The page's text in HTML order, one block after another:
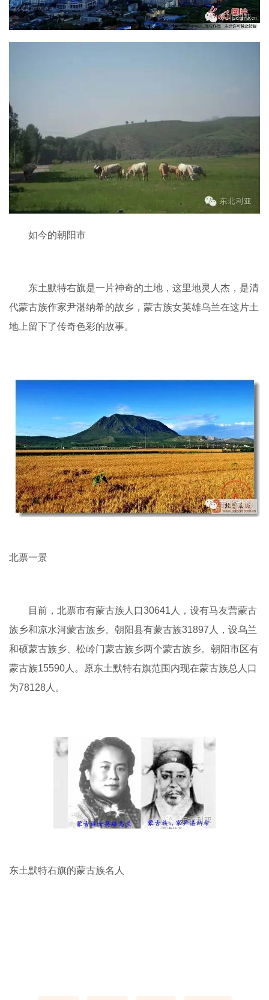
如今的朝阳市
东土默特右旗是一片神奇的土地，这里地灵人杰，是清
代蒙古族作家尹湛纳希的故乡，蒙古族女英雄乌兰在这片土
地上留下了传奇色彩的故事。
北票一景
目前，北票市有蒙古族人口30641人，设有马友营蒙古
族乡和凉水河蒙古族乡。朝阳县有蒙古族31897人，设乌兰
和硕蒙古族乡、松岭门蒙古族乡两个蒙古族乡。朝阳市区有
蒙古族15590人。原东土默特右旗范围内现在蒙古族总人口
为78128人。
东土默特右旗的蒙古族名人